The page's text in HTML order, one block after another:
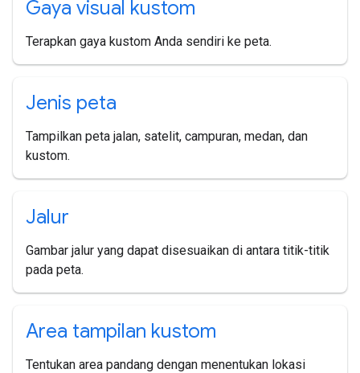
Gaya visual kustom
Terapkan gaya kustom Anda sendiri ke peta.
Jenis peta
Tampilkan peta jalan, satelit, campuran, medan, dan
kustom.
Jalur
Gambar jalur yang dapat disesuaikan di antara titik-titik
pada peta.
Area tampilan kustom
Tentukan area pandang dengan menentukan lokasi